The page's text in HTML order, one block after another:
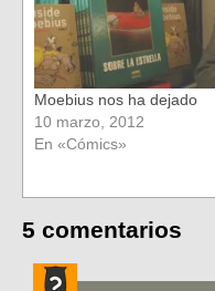
Moebius nos ha dejado
10 marzo, 2012
En «Cómics»
5 comentarios